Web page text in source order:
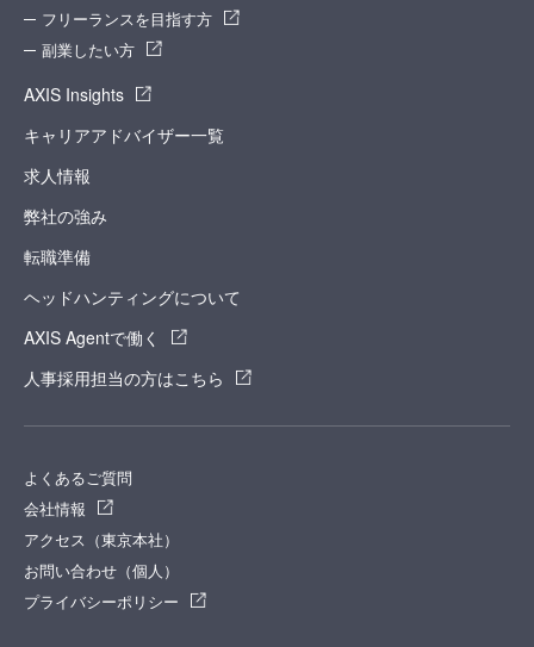
フリーランスを目指す方
副業したい方
AXIS Insights
キャリアアドバイザー一覧
求人情報
弊社の強み
転職準備
ヘッドハンティングについて
AXIS Agentで働く
人事採用担当の方はこちら
よくあるご質問
会社情報
アクセス（東京本社）
お問い合わせ（個人）
プライバシーポリシー